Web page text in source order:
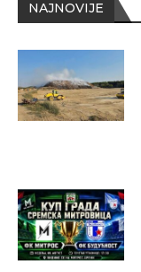
NAJNOVIJE